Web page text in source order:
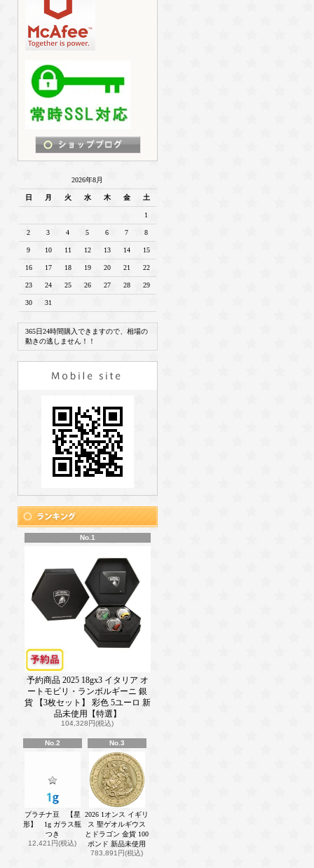
2026年8月
日 月 火 水 木 金 土
1
2 3 4 5 6 7 8
9 10 11 12 13 14 15
16 17 18 19 20 21 22
23 24 25 26 27 28 29
30 31
365日24時間購入できますので、相場の
動きの逃しません！！
No.1
予約商品 2025 18gx3 イタリア オ
ートモビリ・ランボルギーニ 銀
貨 【3枚セット】 彩色 5ユーロ 新
品未使用【特選】
104,328円(税込)
No.2
プラチナ豆 【星
形】 1g ガラス瓶
つき
12,421円(税込)
No.3
2026 1オンス イギリ
ス 聖ゲオルギウス
とドラゴン 金貨 100
ポンド 新品未使用
783,891円(税込)